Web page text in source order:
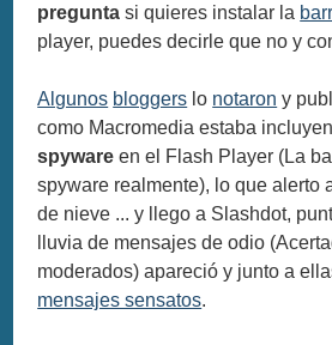
pregunta si quieres instalar la
player, puedes decirle que no y
Algunos bloggers lo notaron y
como Macromedia estaba
spyware en el Flash Player (La
spyware realmente), lo que alerto
de nieve ... y llego a Slashdot,
lluvia de mensajes de odio
moderados) apareció y junto a
mensajes sensatos.